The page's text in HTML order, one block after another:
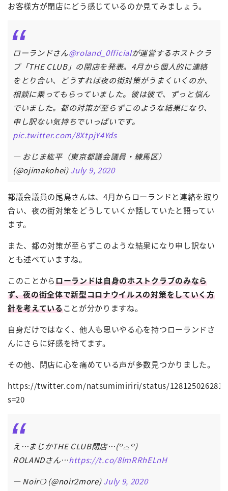
お客様方が閉店にどう感じているのか見てみましょう。
ローランドさん@roland_0fficialが運営するホストクラ
ブ「THE CLUB」の閉店を発表。4月から個人的に連絡
をとり合い、どうすれば夜の街対策がうまくいくのか、
相談に乗ってもらっていました。彼は彼で、ずっと悩ん
でいました。都の対策が至らずこのような結果になり、
申し訳ない気持ちでいっぱいです。
pic.twitter.com/8XtpjY4Yds
— おじま紘平（東京都議会議員・練馬区）
(@ojimakohei)July 9, 2020
都議会議員の尾島さんは、4月からローランドと連絡を取り
合い、夜の街対策をどうしていくか話していたと語ってい
ます。
また、都の対策が至らずこのような結果になり申し訳ない
とも述べていますね。
このことからローランドは自身のホストクラブのみなら
ず、夜の街全体で新型コロナウイルスの対策をしていく方
針を考えていることが分かりますね。
自身だけではなく、他人も思いやる心を持つローランドさ
んにさらに好感を持てます。
その他、閉店に心を痛めている声が多数見つかりました。
https://twitter.com/natsumimiriri/status/
s=20
え…まじかTHE CLUB閉店…(꒪⌓꒪)
ROLANDさん…https://t.co/8lmRRhELnH
— Noir❍ (@noir2more)July 9, 2020